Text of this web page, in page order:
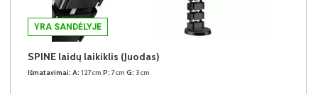
YRA SANDĖLYJE
SPINE laidų laikiklis (Juodas)
Išmatavimai: A: 127cm P: 7cm G: 3cm